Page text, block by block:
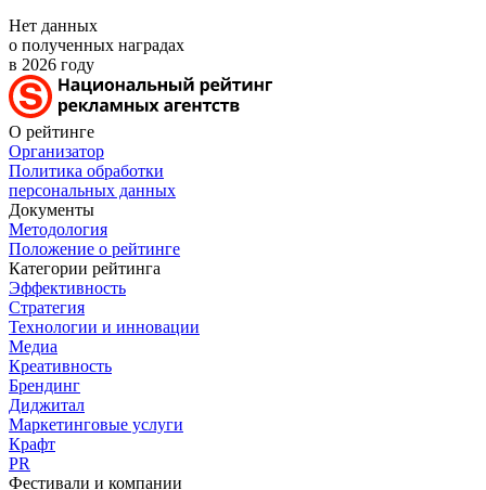
Нет данных
о полученных наградах
в 2026 году
О рейтинге
Организатор
Политика обработки
персональных данных
Документы
Методология
Положение о рейтинге
Категории рейтинга
Эффективность
Стратегия
Технологии и инновации
Медиа
Креативность
Брендинг
Диджитал
Маркетинговые услуги
Крафт
PR
Фестивали и компании